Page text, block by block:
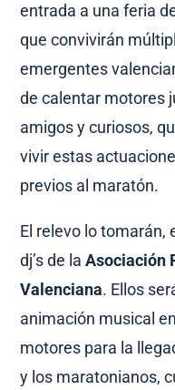
entrada a una feria
que convivirán
emergentes
de calentar motores
amigos y curiosos,
vivir estas
previos al maratón.
El relevo lo tomarán,
dj’s de laAsociación
Valenciana. Ellos
animación musical
motores para la
y los maratonianos,